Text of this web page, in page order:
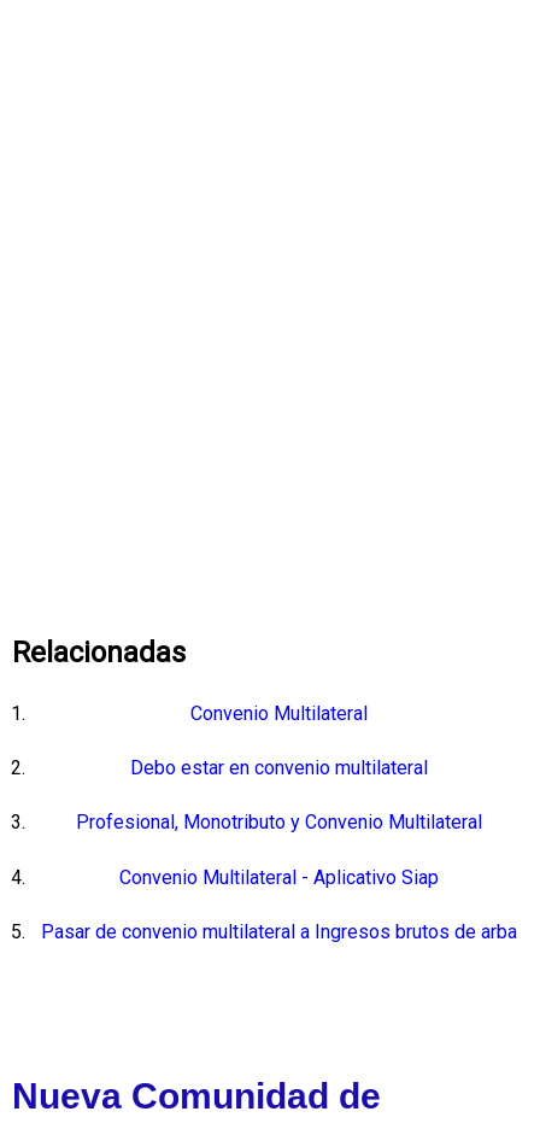
Relacionadas
Convenio Multilateral
Debo estar en convenio multilateral
Profesional, Monotributo y Convenio Multilateral
Convenio Multilateral - Aplicativo Siap
Pasar de convenio multilateral a Ingresos brutos de arba
Nueva Comunidad de